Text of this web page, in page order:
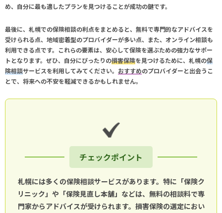
め、自分に最も適したプランを見つけることが成功の鍵です。
最後に、札幌での保険相談の利点をまとめると、無料で専門的なアドバイスを
受けられる点、地域密着型のプロバイダーが多い点、また、オンライン相談も
利用できる点です。これらの要素は、安心して保険を選ぶための強力なサポー
トとなります。ぜひ、自分にぴったりの損害保険を見つけるために、札幌の保
険相談サービスを利用してみてください。 おすすめのプロバイダーと出会うこ
とで、将来への不安を軽減できるかもしれません。
チェックポイント
札幌には多くの保険相談サービスがあります。特に「保険ク
リニック」や「保険見直し本舗」などは、無料の相談料で専
門家からアドバイスが受けられます。損害保険の選定におい